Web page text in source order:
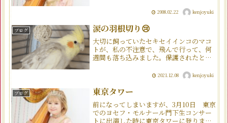
かもしれませんね｢１２子｣といえば｢１
２｣という数の不思議さを幼い頃から感じ
ていました。１年は１...
2008.02.22 kenjoyuki
ブログ 涙の羽根切り😢
大切に飼っていたセキセイインコのマコ
トが、私の不注意で、飛んで行って、何
週間も落ち込みました。保護されたと聞
飛び去った翌日は雨だったので、ご飯を
食べているのか、カラスの餌食になって
いないのか、どこかで保護...
2021.12.08 kenjoyuki
ブログ 東京タワー
前になってしまいますが、3月10日 東京
でのヨセフ・モルナール門下生コンサー
トに出演した時に東京タワーに登りまし